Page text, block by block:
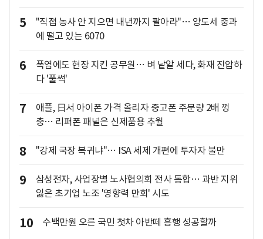
5
"직접 농사 안 지으면 내년까지 팔아라"… 양도세 중과
에 떨고 있는 6070
6
폭염에도 현장 지킨 공무원… 벼 낱알 세다, 화재 진압하
다 '풀썩'
7
애플, 日서 아이폰 가격 올리자 중고폰 주문량 2배 껑
충… 리퍼폰 패널은 신제품용 추월
8 "강제 국장 복귀냐"… ISA 세제 개편에 투자자 불만
9
삼성전자, 사업장별 노사협의회 전사 통합… 과반 지위
잃은 초기업 노조 '영향력 만회' 시도
10 수백만원 오른 국민 첫차 아반떼 흥행 성공할까